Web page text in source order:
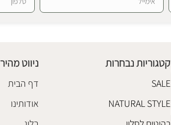
קטגוריות נבחרות
SALE
NATURAL STYLE
ניווט מהיר
דף הבית
אודותינו